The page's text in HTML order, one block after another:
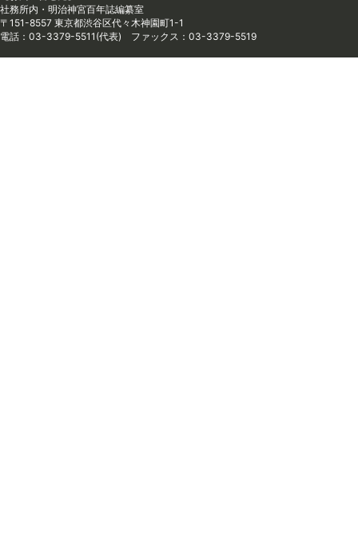
社務所内・明治神宮百年誌編纂室
〒151-8557 東京都渋谷区代々木神園町1-1
電話：03-3379-5511(代表) ファックス：03-3379-5519